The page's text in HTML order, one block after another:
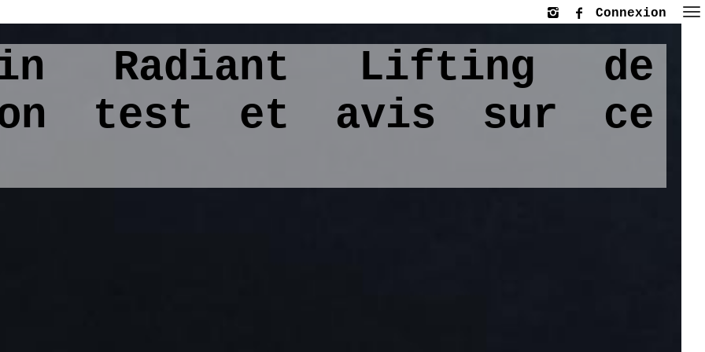
Connexion
Radiant Lifting de
test et avis sur ce